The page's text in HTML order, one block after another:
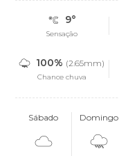
9°
Sensação
100% (2.65mm)
Chance chuva
Sábado Domingo